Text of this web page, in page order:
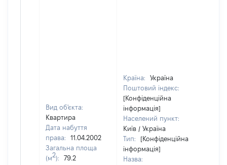
Вид об'єкта:
Квартира
Дата набуття
права:
11.04.2002
Загальна площа
(м2):
79.2
Країна:
Україна
Поштовий індекс:
[Конфіденційна
інформація]
Населений пункт:
Київ / Україна
Тип:
[Конфіденційна
інформація]
Назва: